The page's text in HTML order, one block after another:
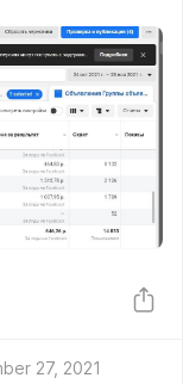
27, 2021